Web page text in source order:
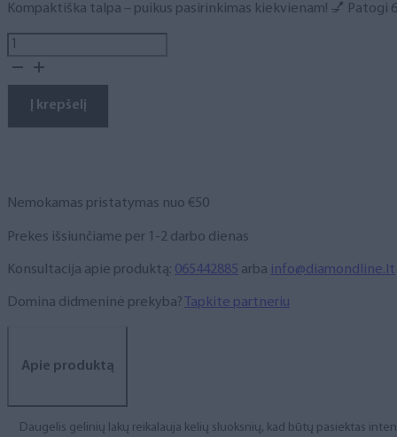
Kompaktiška talpa – puikus pasirinkimas kiekvienam! 💅
produkto
kiekis:
gelinis
lakas,
Į krepšelį
Nemokamas pristatymas nuo €50
Prekes išsiunčiame per 1-2 darbo dienas
Konsultacija apie produktą: 065442885 arba info@diamondline.lt
Domina didmeninė prekyba? Tapkite partneriu
Apie produktą
Daugelis gelinių lakų reikalauja kelių sluoksnių, kad būtų pasiektas